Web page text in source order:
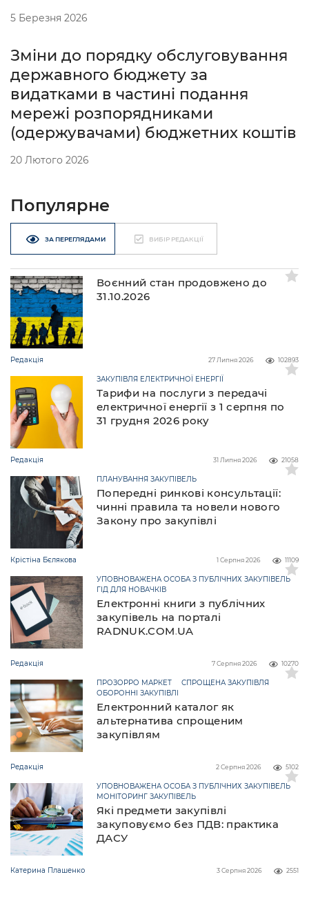
5 Березня 2026
Зміни до порядку обслуговування
державного бюджету за
видатками в частині подання
мережі розпорядниками
(одержувачами) бюджетних коштів
20 Лютого 2026
Популярне
ЗА ПЕРЕГЛЯДАМИ ВИБІР РЕДАКЦІЇ
Воєнний стан продовжено до
31.10.2026
Редакція 102893
27 Липня 2026
Тарифи на послуги з передачі
електричної енергії з 1 серпня по
31 грудня 2026 року
ЗАКУПІВЛЯ ЕЛЕКТРИЧНОЇ ЕНЕРГІЇ
Редакція 21058
31 Липня 2026
Попередні ринкові консультації:
чинні правила та новели нового
Закону про закупівлі
ПЛАНУВАННЯ ЗАКУПІВЕЛЬ
Крістіна Бєлякова 11109
1 Серпня 2026
Електронні книги з публічних
закупівель на порталі
RADNUK.COM.UA
УПОВНОВАЖЕНА ОСОБА З ПУБЛІЧНИХ ЗАКУПІВЕЛЬ
ГІД ДЛЯ НОВАЧКІВ
Редакція 10270
7 Серпня 2026
Електронний каталог як
альтернатива спрощеним
закупівлям
ПРОЗОРРО МАРКЕТ
СПРОЩЕНА ЗАКУПІВЛЯ
ОБОРОННІ ЗАКУПІВЛІ
Редакція 5102
2 Серпня 2026
Які предмети закупівлі
закуповуємо без ПДВ: практика
ДАСУ
УПОВНОВАЖЕНА ОСОБА З ПУБЛІЧНИХ ЗАКУПІВЕЛЬ
МОНІТОРИНГ ЗАКУПІВЕЛЬ
Катерина Плашенко 2551
3 Серпня 2026